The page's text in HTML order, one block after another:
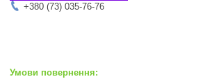
+380 (73) 035-76-76